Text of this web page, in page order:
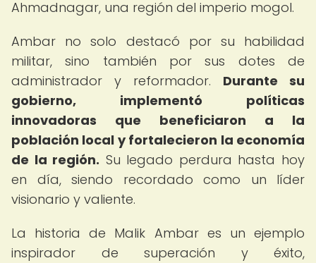
Ahmadnagar, una región del imperio mogol.
Ambar no solo destacó por su habilidad
militar, sino también por sus dotes de
administrador y reformador. Durante su
gobierno, implementó políticas
innovadoras que beneficiaron a la
población local y fortalecieron la economía
de la región. Su legado perdura hasta hoy
en día, siendo recordado como un líder
visionario y valiente.
La historia de Malik Ambar es un ejemplo
inspirador de superación y éxito,